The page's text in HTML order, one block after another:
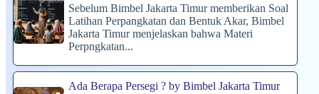
Sebelum Bimbel Jakarta Timur memberikan Soal
Latihan Perpangkatan dan Bentuk Akar, Bimbel
Jakarta Timur menjelaskan bahwa Materi
Perpngkatan...
Ada Berapa Persegi ? by Bimbel Jakarta Timur